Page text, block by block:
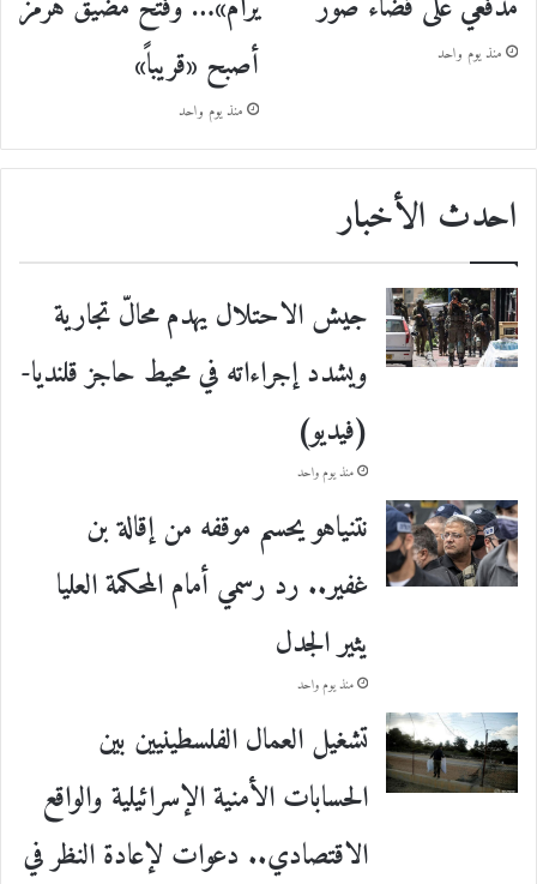
منذ يوم واحد
أصبح «قريباً»
منذ يوم واحد
احدث الأخبار
جيش الاحتلال يهدم محالّ تجارية
ويشدد إجراءاته في محيط حاجز قلنديا-
(فيديو)
منذ يوم واحد
نتنياهو يحسم موقفه من إقالة بن
غفير.. رد رسمي أمام المحكمة العليا
يثير الجدل
منذ يوم واحد
تشغيل العمال الفلسطينيين بين
الحسابات الأمنية الإسرائيلية والواقع
الاقتصادي.. دعوات لإعادة النظر في